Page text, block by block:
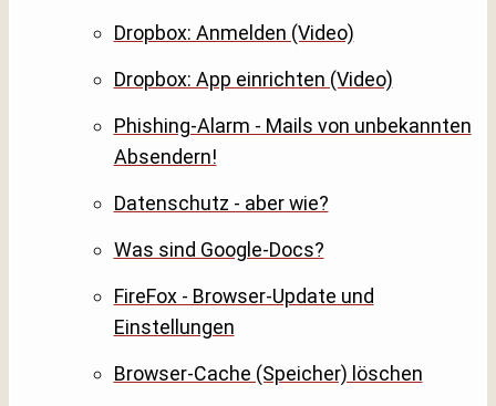
Dropbox: Anmelden (Video)
Dropbox: App einrichten (Video)
Phishing-Alarm - Mails von unbekannten
Absendern!
Datenschutz - aber wie?
Was sind Google-Docs?
FireFox - Browser-Update und
Einstellungen
Browser-Cache (Speicher) löschen